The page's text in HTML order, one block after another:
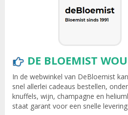
DE BLOEMIST
In de webwinkel van DeBloemist
snel allerlei cadeaus bestellen,
knuffels, wijn, champagne en
staat garant voor een snelle